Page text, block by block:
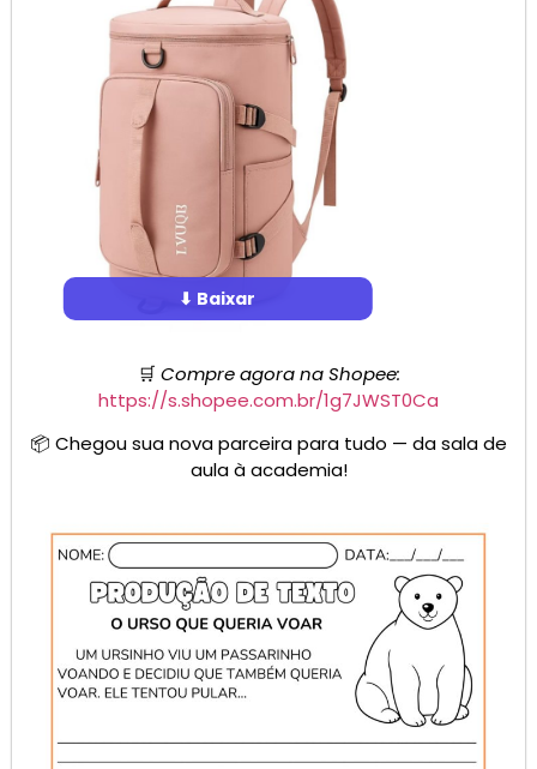
⬇ Baixar
🛒 Compre agora na Shopee:
https://s.shopee.com.br/1g7JWST0Ca
📦 Chegou sua nova parceira para tudo — da sala de
aula à academia!